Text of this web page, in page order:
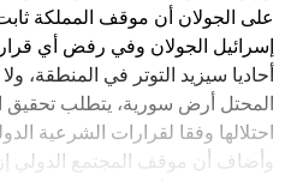
على الجولان أن موقف المملكة
إسرائيل الجولان وفي رفض أي قرار
أحاديا سيزيد التوتر في المنطقة،
المحتل أرض سورية، يتطلب تحقيق
احتلالها وفقا لقرارات الشرعية
وأضاف أن موقف المجتمع الدولي